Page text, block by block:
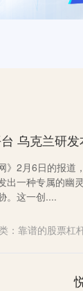
》2月6日的报道
出一种专属的幽
。这一创....
： 靠谱的股票杠